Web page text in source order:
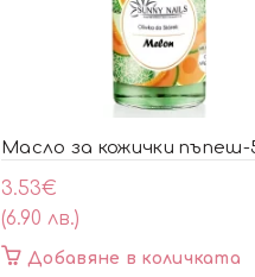
Масло за кожички пъпеш-
3.53€
(6.90 лв.)
Добавяне в количката